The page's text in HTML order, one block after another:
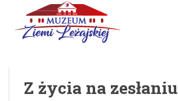
Skip to main content
Z życia na zesłaniu